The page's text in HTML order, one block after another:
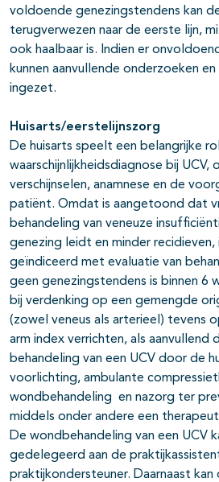
voldoende genezingstendens kan
terugverwezen naar de eerste lijn,
ook haalbaar is. Indien er
kunnen aanvullende onderzoeken
ingezet.
Huisarts/eerstelijnszorg
De huisarts speelt een belangrijke
waarschijnlijkheidsdiagnose bij UCV,
verschijnselen, anamnese en de
patiënt. Omdat is aangetoond dat
behandeling van veneuze
genezing leidt en minder recidieven,
geïndiceerd met evaluatie van
geen genezingstendens is binnen 6
bij verdenking op een gemengde
(zowel veneus als arterieel) tevens
arm index verrichten, als aanvullend
behandeling van een UCV door de
voorlichting, ambulante
wondbehandeling en nazorg ter
middels onder andere een
De wondbehandeling van een UCV
gedelegeerd aan de
praktijkondersteuner. Daarnaast kan